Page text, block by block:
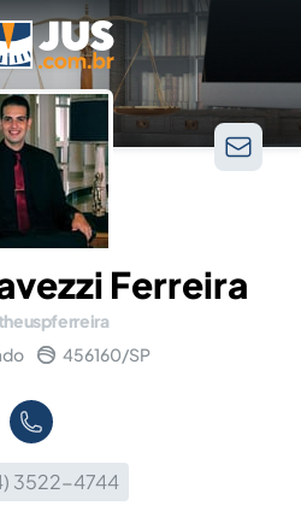
Ferreira
456160/SP
3522-4744